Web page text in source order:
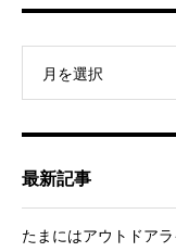
月を選択
最新記事
たまにはアウトドア